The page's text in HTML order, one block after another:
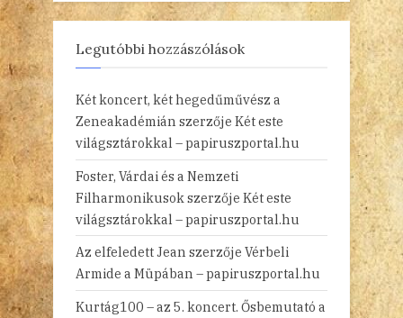
Legutóbbi hozzászólások
Két koncert, két hegedűművész a
Zeneakadémián szerzője Két este
világsztárokkal – papiruszportal.hu
Foster, Várdai és a Nemzeti
Filharmonikusokszerzője Két este
világsztárokkal – papiruszportal.hu
Az elfeledett Jean szerzője Vérbeli
Armide a Müpában – papiruszportal.hu
Kurtág100 – az 5. koncert. Ősbemutató a